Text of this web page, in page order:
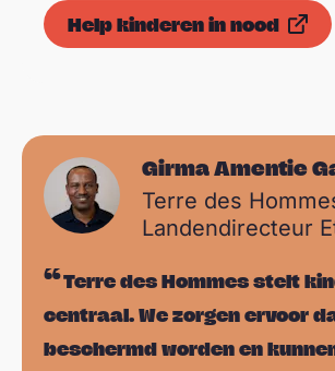
Help kinderen in nood
Girma Amentie
Terre des
Landendirecteur
Terre des Hommes stelt
centraal. We zorgen ervoor
beschermd worden en